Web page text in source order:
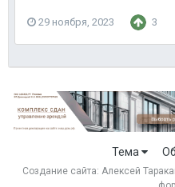
29 ноября, 2023 3
Тема
Создание сайта: Алексей